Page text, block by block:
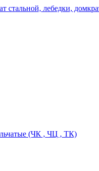
стальной, лебедки,
(ЧК , ЧЦ , ТК)